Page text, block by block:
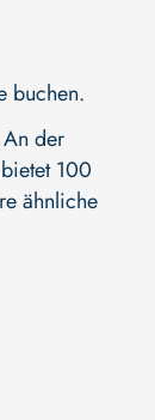
buchen.
der
100
ähnliche